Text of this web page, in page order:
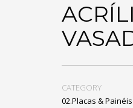
CATEGORY
02.Placas & Painéis